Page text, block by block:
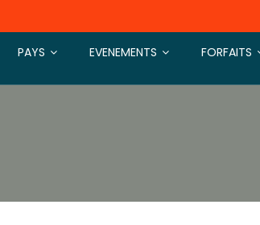
PAYS EVENEMENTS FORFAITS